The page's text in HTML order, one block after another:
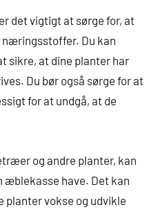
det vigtigt at sørge for, at
Du kan
sikre, at dine planter har
Du bør også sørge for at
for at undgå, at de
og andre planter, kan
æblekasse have. Det kan
planter vokse og udvikle